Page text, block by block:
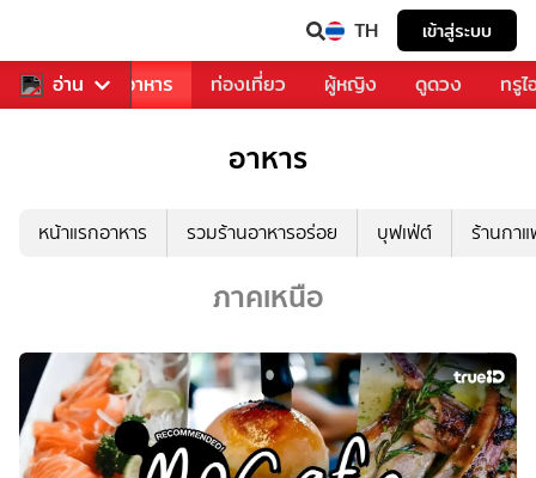
TH เข้าสู่ระบบ
อ่าน
การเพลง อาหาร ท่องเที่ยว ผู้หญิง ดูดวง ทรู
อาหาร
หน้าแรกอาหาร รวมร้านอาหารอร่อย บุฟเฟ่ต์ ร้านกา
ภาคเหนือ